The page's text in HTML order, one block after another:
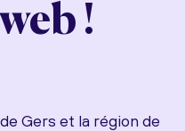
!
Gers et la région de